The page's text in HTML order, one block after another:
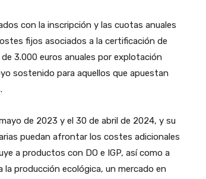
con la inscripción y las cuotas anuales
fijos asociados a la certificación de
3.000 euros anuales por explotación
sostenido para aquellos que apuestan
de 2023 y el 30 de abril de 2024, y su
puedan afrontar los costes adicionales
a productos con DO e IGP, así como a
producción ecológica, un mercado en